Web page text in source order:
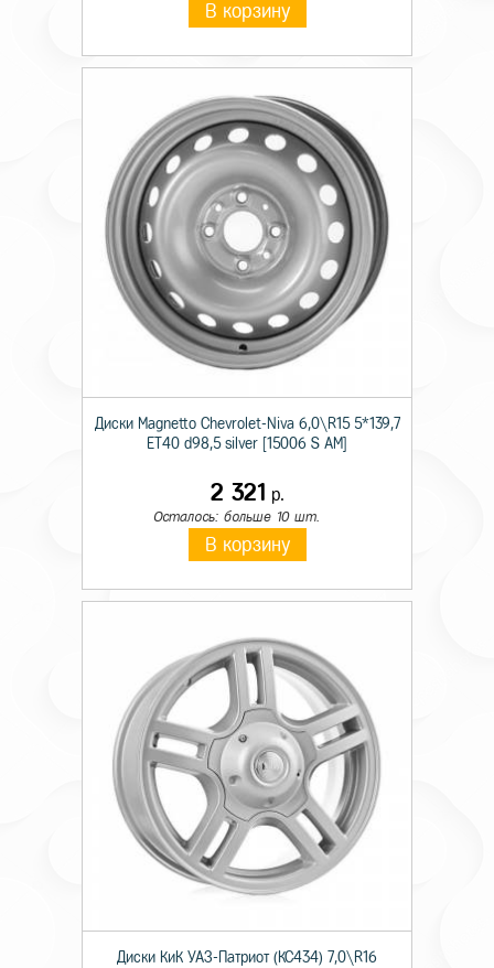
В корзину
Диски Magnetto Chevrolet-Niva 6,0\R15 5*139,7
ET40 d98,5 silver [15006 S AM]
2 321 р.
Осталось: больше 10 шт.
В корзину
Диски КиК УАЗ-Патриот (КС434) 7,0\R16